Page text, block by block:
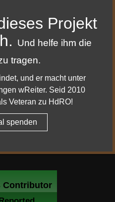
um zusätzliche
ermöglichen.
Holzkisten, die den
Schlachtzugsquest
Scharmützel, können aber
Die Kappe der Bergwiese
auf den Köpfen
Projekt
Und helfe ihm die
tragen.
und er macht unter
wReiter. Seid 2010
Veteran zu HdRO!
spenden